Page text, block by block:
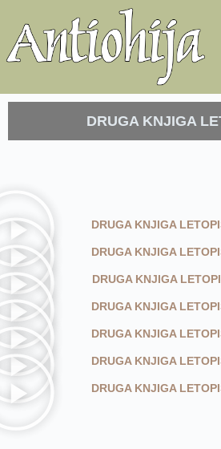
DRUGA KNJIGA
DRUGA KNJIGA
DRUGA KNJIGA
DRUGA KNJIGA
DRUGA KNJIGA
DRUGA KNJIGA
DRUGA KNJIGA
DRUGA KNJIGA